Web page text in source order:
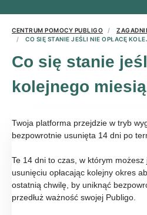
CENTRUM POMOCY PUBLIGO
CO SIĘ STANIE JEŚLI NIE OPŁACĘ
Co się stanie
kolejnego
Twoja platforma przejdzie w tryb
bezpowrotnie usunięta 14 dni po
Te 14 dni to czas, w którym
usunięciu opłacając kolejny okres
ostatnią chwilę, by uniknąć
przedłuż ważność swojej Publigo.